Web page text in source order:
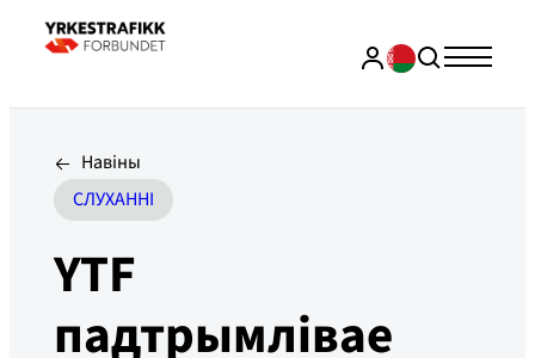
Навіны
СЛУХАННІ
YTF
падтрымлівае